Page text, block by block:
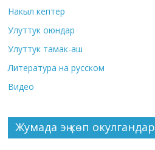
Накыл кептер
Улуттук оюндар
Улуттук тамак-аш
Литература на русском
Видео
Жумада эң көп окулгандар